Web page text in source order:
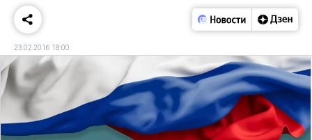
23.02.2016 18:00